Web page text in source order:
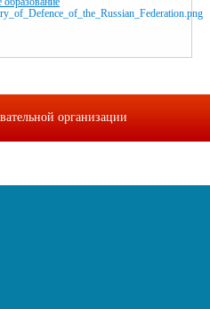
организации